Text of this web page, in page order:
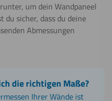
um dein Wandpaneel
du sicher, dass du deine
Abmessungen
die richtigen Maße?
Ihrer Wände ist